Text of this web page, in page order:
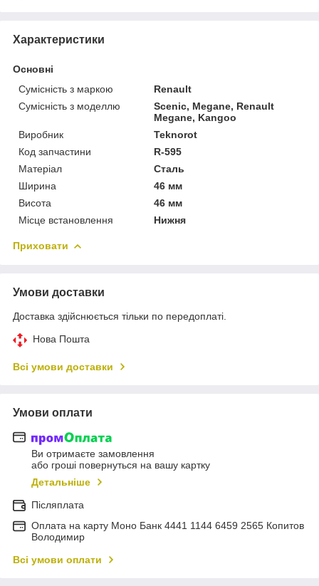
Характеристики
Основні
Сумісність з маркою
Renault
Сумісність з моделлю
Scenic, Megane, Renault
Megane, Kangoo
Виробник
Teknorot
Код запчастини
R-595
Матеріал
Сталь
Ширина
46 мм
Висота
46 мм
Місце встановлення
Нижня
Приховати
Умови доставки
Доставка здійснюється тільки по передоплаті.
Нова Пошта
Всі умови доставки
Умови оплати
Ви отримаєте замовлення
або гроші повернуться на вашу картку
Детальніше
Післяплата
Оплата на карту Моно Банк 4441 1144 6459 2565 Копитов
Володимир
Всі умови оплати